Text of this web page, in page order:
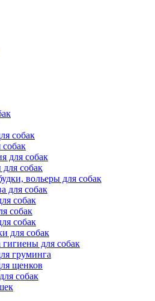
собак
для собак
собак
вольеры для собак
для собак
собак
собак
собак
для собак
гигиены для собак
груминга
щенков
собак